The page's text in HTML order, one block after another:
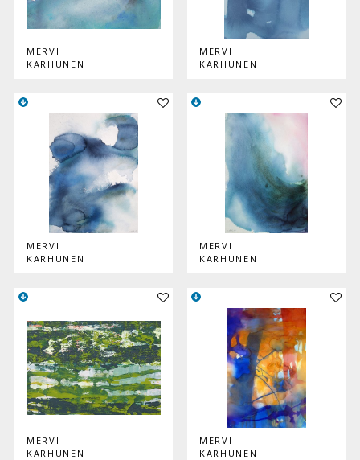
MERVI
KARHUNEN
MERVI
KARHUNEN
Lisää teos kokoelmaan
MERVI
KARHUNEN
Lisää
MERVI
KARHUNEN
Lisää teos kokoelmaan
MERVI
KARHUNEN
Lisää
MERVI
KARHUNEN